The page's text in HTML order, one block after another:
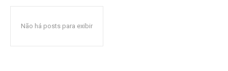
Não há posts para exibir